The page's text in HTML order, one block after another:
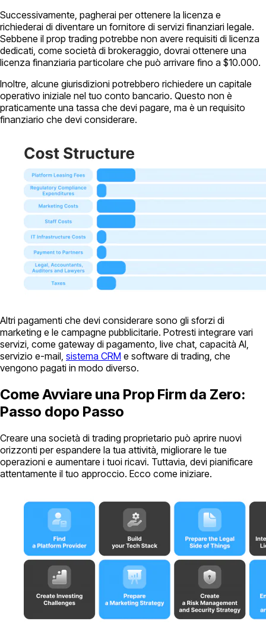
Successivamente, pagherai per ottenere la licenza e
richiederai di diventare un fornitore di servizi finanziari legale.
Sebbene il prop trading potrebbe non avere requisiti di licenza
dedicati, come società di brokeraggio, dovrai ottenere una
licenza finanziaria particolare che può arrivare fino a $10.000.
Inoltre, alcune giurisdizioni potrebbero richiedere un capitale
operativo iniziale nel tuo conto bancario. Questo non è
praticamente una tassa che devi pagare, ma è un requisito
finanziario che devi considerare.
Altri pagamenti che devi considerare sono gli sforzi di
marketing e le campagne pubblicitarie. Potresti integrare vari
servizi, come gateway di pagamento, live chat, capacità AI,
servizio e-mail, sistema CRM e software di trading, che
vengono pagati in modo diverso.
Come Avviare una Prop Firm da Zero:
Passo dopo Passo
Creare una società di trading proprietario può aprire nuovi
orizzonti per espandere la tua attività, migliorare le tue
operazioni e aumentare i tuoi ricavi. Tuttavia, devi pianificare
attentamente il tuo approccio. Ecco come iniziare.